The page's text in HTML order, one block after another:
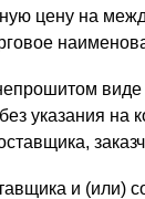
цену на
указания на
и (или)